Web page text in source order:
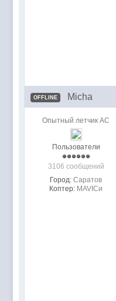
OFFLINE Micha
Опытный летчик АС
Пользователи
3106 сообщений
Город: Саратов
Коптер: MAVICи